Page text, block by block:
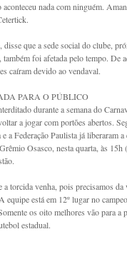
aconteceu nada com ninguém.
que a sede social do clube,
foi afetada pelo tempo. De
caíram devido ao vendaval.
PARA O PÚBLICO
durante a semana do
a jogar com portões abertos.
a Federação Paulista já liberaram
Osasco, nesta quarta, às 15h
torcida venha, pois precisamos
equipe está em 12º lugar no
os oito melhores vão para a
estadual.